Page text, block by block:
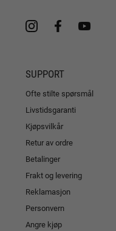
SUPPORT
Ofte stilte spørsmål
Livstidsgaranti
Kjøpsvilkår
Retur av ordre
Betalinger
Frakt og levering
Reklamasjon
Personvern
Angre kjøp